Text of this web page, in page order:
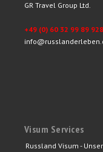
GR Travel Group Ltd.
+49 (0) 60 32 99 89 928
Visum Services
Russland Visum -